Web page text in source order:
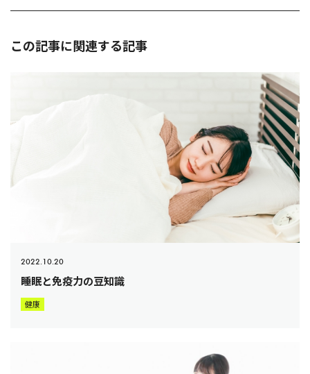
この記事に関連する記事
2022.10.20
睡眠と免疫力の豆知識
健康